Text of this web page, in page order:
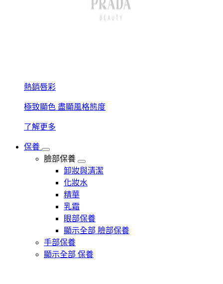
熱銷唇彩
極致顯色 盡顯風格態度
了解更多
保養
臉部保養
卸妝與清潔
化妝水
精華
乳霜
眼部保養
顯示全部 臉部保養
手部保養
顯示全部 保養